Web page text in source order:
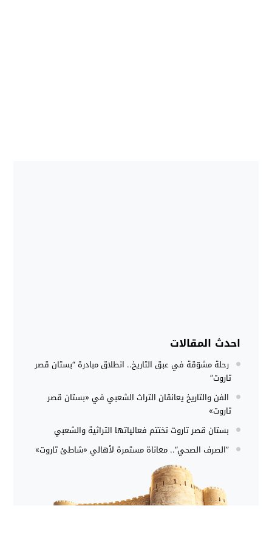
احدث المقالات
رحلة مشوّقة في عبق التاريخ.. انطلاق مبادرة “بستان قصر
تاروت”
الفن والتاريخ يعانقان التراث الشعبي في «بستان قصر
تاروت»
بستان قصر تاروت تختتم فعالياتها التراثية والشعبي
”الصرف الصحي“.. معاناة مستمرة لأهالي «شاطئ تاروت»